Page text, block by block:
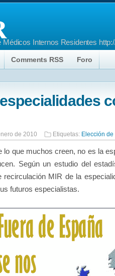
Internos Residentes
Comments RSS Foro
de 2010 Etiquetas: Elección
lo que muchos creen, no es la
Según un estudio del
recirculación MIR de la
futuros especialistas.